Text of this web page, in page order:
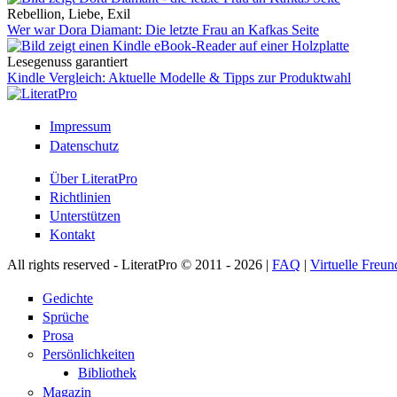
Rebellion, Liebe, Exil
Wer war Dora Diamant: Die letzte Frau an Kafkas Seite
Lesegenuss garantiert
Kindle Vergleich: Aktuelle Modelle & Tipps zur Produktwahl
Impressum
Datenschutz
Über LiteratPro
Richtlinien
Unterstützen
Kontakt
All rights reserved - LiteratPro © 2011 - 2026 | FAQ | Virtuelle
Gedichte
Sprüche
Prosa
Persönlichkeiten
Bibliothek
Magazin